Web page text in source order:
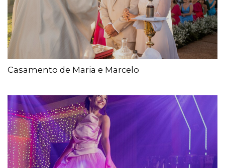
Casamento de Maria e Marcelo